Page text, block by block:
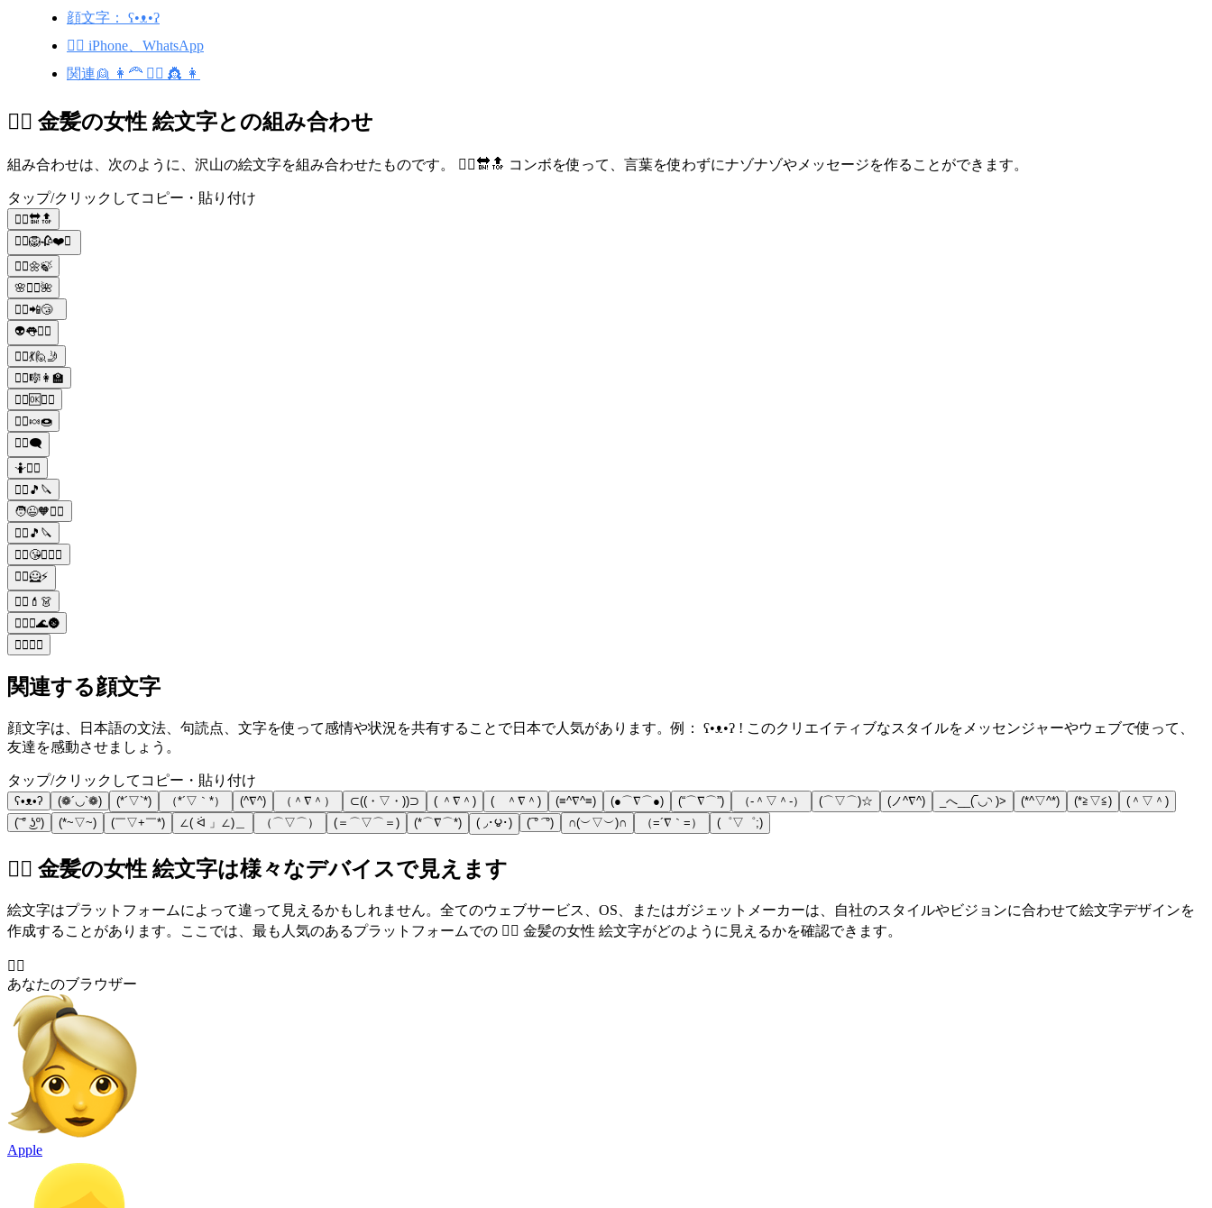
顔文字： ʕ•ᴥ•ʔ
👱‍♀️ iPhone、WhatsApp
関連👱 👩‍🦰 👱‍♂️ 👸 👩
👱‍♀️ 金髪の女性 絵文字との組み合わせ
組み合わせは、次のように、沢山の絵文字を組み合わせたものです。 👱‍♀️🔛🔝 コンボを使って、言葉を使わずにナゾナゾやメッセージを作ることができます。
タップ/クリックしてコピー・貼り付け
👱‍♀️🔛🔝
👱‍♀️🦁🥀❤️✨
👱‍♀️🌼🍃
🌸👱‍♀️🌺
👱‍♀️📲😴
👽👅👱‍♀️
👱‍♀️💃🙋🤳
👱‍♀️🎼👩‍🏫
💇‍♀️🆗👱‍♀️
👱‍♀️🍬🍩
👱‍♀️🗨️
🤷👱‍♀️
👱‍♀️🎵🔪
🧑😉🧡👱‍♀️
👱‍♀️🎵🔪
👱‍♀️😘👱🏾‍♀️
👱‍♀️🦸⚡
👱‍♀️💄👗
👱‍♀️⚓🌊🌚
👱‍♀️👱‍♂️
関連する顔文字
顔文字は、日本語の文法、句読点、文字を使って感情や状況を共有することで日本で人気があります。例： ʕ•ᴥ•ʔ ! このクリエイティブなスタイルをメッセンジャーやウェブで使って、
友達を感動させましょう。
タップ/クリックしてコピー・貼り付け
ʕ•ᴥ•ʔ (❁´◡`❁) (*´▽`*) （*´▽｀*） (^∇^) （＾∇＾） ⊂((・▽・))⊃ ( ＾∇＾) ( ＾∇＾) (≡^∇^≡) (●⌒∇⌒●) (“⌒∇⌒”) （‐＾▽＾‐） (⌒▽⌒)☆ (ノ^∇^) _へ__(‾◡◝ )> (*^▽^*) (*≧▽≦)
(＾▽＾)
(͝ ° ͜ʖº)
(*~▽~) (￣▽+￣*) ∠( ᐛ 」∠)＿ （⌒▽⌒） (＝⌒▽⌒＝) (*⌒∇⌒*) ( ◞･౪･) (͡ ° ͡ °) ∩(︶▽︶)∩ （=´∇｀=） (゜▽゜;)
👱‍♀️ 金髪の女性 絵文字は様々なデバイスで見えます
絵文字はプラットフォームによって違って見えるかもしれません。全てのウェブサービス、OS、またはガジェットメーカーは、自社のスタイルやビジョンに合わせて絵文字デザインを
作成することがあります。ここでは、最も人気のあるプラットフォームでの 👱‍♀️ 金髪の女性 絵文字がどのように見えるかを確認できます。
👱‍♀️
あなたのブラウザー
Apple